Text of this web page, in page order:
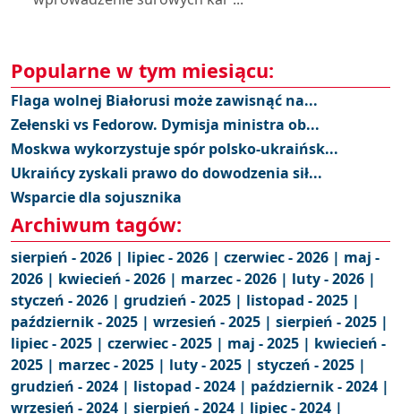
Popularne w tym miesiącu:
Flaga wolnej Białorusi może zawisnąć na...
Zełenski vs Fedorow. Dymisja ministra ob...
Moskwa wykorzystuje spór polsko-ukraińsk...
Ukraińcy zyskali prawo do dowodzenia sił...
Wsparcie dla sojusznika
Archiwum tagów:
sierpień - 2026 | lipiec - 2026 | czerwiec - 2026 | maj -
2026 | kwiecień - 2026 | marzec - 2026 | luty - 2026 |
styczeń - 2026 | grudzień - 2025 | listopad - 2025 |
październik - 2025 | wrzesień - 2025 | sierpień - 2025 |
lipiec - 2025 | czerwiec - 2025 | maj - 2025 | kwiecień -
2025 | marzec - 2025 | luty - 2025 | styczeń - 2025 |
grudzień - 2024 | listopad - 2024 | październik - 2024 |
wrzesień - 2024 | sierpień - 2024 | lipiec - 2024 |